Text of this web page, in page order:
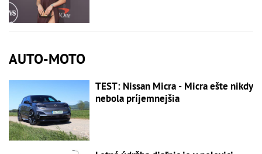
AUTO-MOTO
TEST: Nissan Micra - Micra ešte nikdy
nebola príjemnejšia